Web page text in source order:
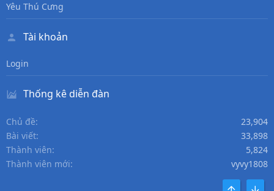
Yêu Thú Cưng
Tài khoản
Login
Thống kê diễn đàn
Chủ đề
23,904
Bài viết
33,898
Thành viên
5,824
Thành viên mới
vyvy1808